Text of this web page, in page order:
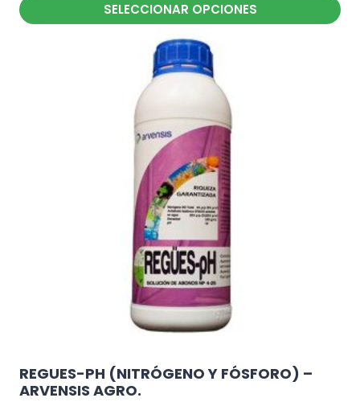
SELECCIONAR OPCIONES
REGUES-PH (NITRÓGENO Y FÓSFORO) –
ARVENSIS AGRO.